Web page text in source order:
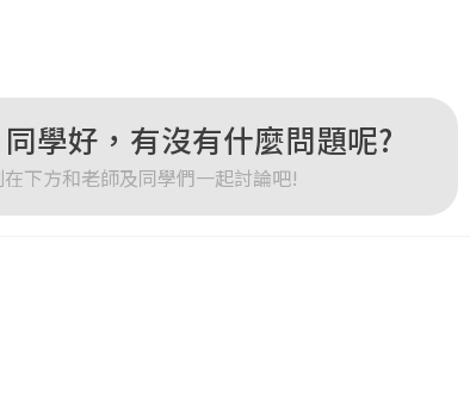
重設密碼
取消
學好，有沒有什麼問題呢?
在下方和老師及同學們一起討論吧!